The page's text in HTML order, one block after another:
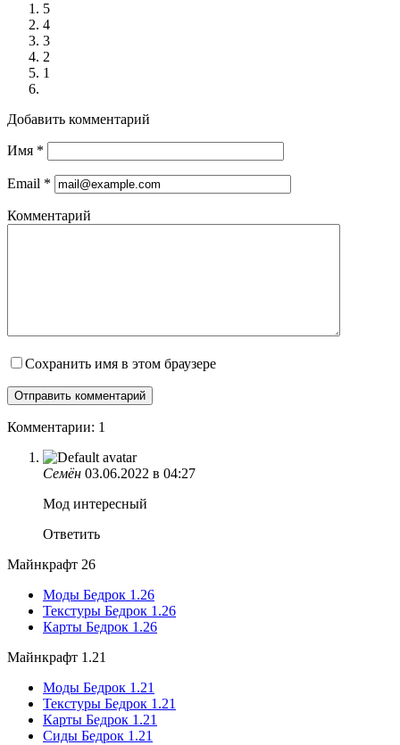
5
4
3
2
1
Добавить комментарий
Имя *
Email *
Комментарий
Сохранить имя в этом браузере
Комментарии: 1
Семён 03.06.2022 в 04:27
Мод интересный
Ответить
Майнкрафт 26
Моды Бедрок 1.26
Текстуры Бедрок 1.26
Карты Бедрок 1.26
Майнкрафт 1.21
Моды Бедрок 1.21
Текстуры Бедрок 1.21
Карты Бедрок 1.21
Сиды Бедрок 1.21